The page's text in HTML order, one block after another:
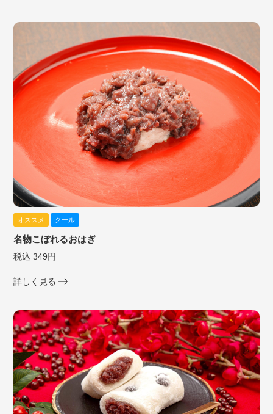
オススメ クール
名物こぼれるおはぎ
税込 349円
詳しく見る